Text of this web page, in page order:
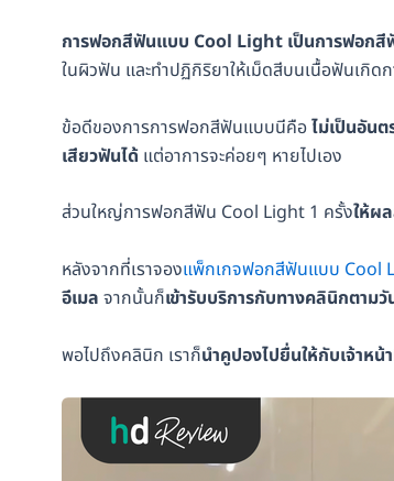
การฟอกสีฟันแบบ Cool Light เป็นการฟอกสี
ในผิวฟัน และทำปฏิกิริยาให้เม็ดสีบนเนื้อฟันเกิด
ข้อดีของการการฟอกสีฟันแบบนีคือไม่เป็นอัน
เสียวฟันได้ แต่อาการจะค่อยๆ หายไปเอง
ส่วนใหญ่การฟอกสีฟัน Cool Light 1 ครั้งให้ผ
หลังจากที่เราจองแพ็กเกจฟอกสีฟันแบบ Cool
อีเมล จากนั้นก็เข้ารับบริการกับทางคลินิกตาม
พอไปถึงคลินิก เราก็นำคูปองไปยื่นให้กับเจ้าหน้